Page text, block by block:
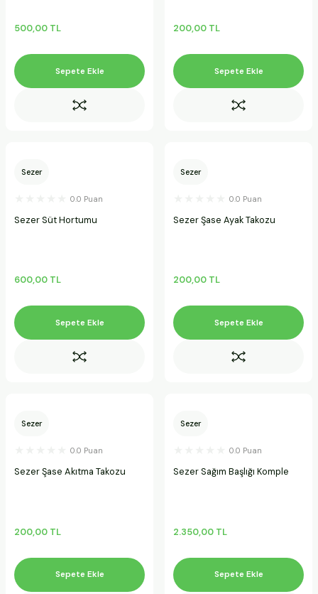
500,00 TL
Sepete Ekle
200,00 TL
Sepete Ekle
Sezer
0.0 Puan
Sezer Süt Hortumu
600,00 TL
Sepete Ekle
Sezer
0.0 Puan
Sezer Şase Ayak Takozu
200,00 TL
Sepete Ekle
Sezer
0.0 Puan
Sezer Şase Akıtma Takozu
200,00 TL
Sepete Ekle
Sezer
0.0 Puan
Sezer Sağım Başlığı Komple
2.350,00 TL
Sepete Ekle